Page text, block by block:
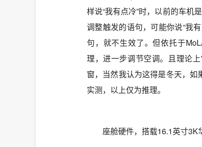
样说“我有点冷”时，以前的车机
调整触发的语句，可能你说“我
句，就不生效了。但依托于
理，进一步调节空调。且理论
窗，当然我认为这得是冬天，
实测，以上仅为推理。
座舱硬件，搭载16.1英寸3K